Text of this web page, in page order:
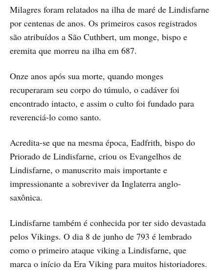
Milagres foram relatados na ilha de maré de Lindisfarne
por centenas de anos. Os primeiros casos registrados
são atribuídos a São Cuthbert, um monge, bispo e
eremita que morreu na ilha em 687.
Onze anos após sua morte, quando monges
recuperaram seu corpo do túmulo, o cadáver foi
encontrado intacto, e assim o culto foi fundado para
reverenciá-lo como santo.
Acredita-se que na mesma época, Eadfrith, bispo do
Priorado de Lindisfarne, criou os Evangelhos de
Lindisfarne, o manuscrito mais importante e
impressionante a sobreviver da Inglaterra anglo-
saxônica.
Lindisfarne também é conhecida por ter sido devastada
pelos Vikings. O dia 8 de junho de 793 é lembrado
como o primeiro ataque viking a Lindisfarne, que
marca o início da Era Viking para muitos historiadores.